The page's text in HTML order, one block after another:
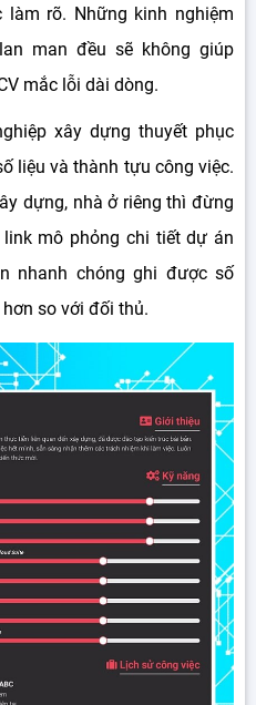
làm rõ. Những kinh nghiệm
man đều sẽ không giúp
mắc lỗi dài dòng.
xây dựng thuyết phục
liệu và thành tựu công việc.
dựng, nhà ở riêng thì đừng
mô phỏng chi tiết dự án
nhanh chóng ghi được số
so với đối thủ.